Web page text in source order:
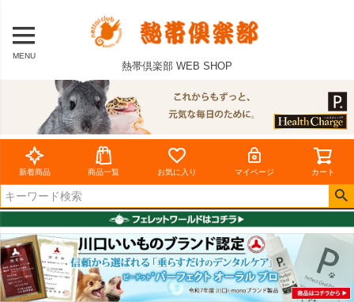
MENU
熱帯倶楽部 WEB SHOP
新着商品 商品一覧 お気に入り マイページ カート